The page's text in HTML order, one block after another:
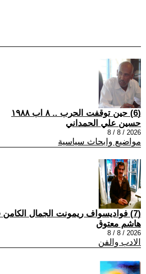
(6) حين توقفت الحرب .. ٨ اب ١٩٨٨
حسين علي الحمداني
2026 / 8 / 8
مواضيع وابحاث سياسية
(7) فواديسواف ريمونت الجمال الكامن في الحياة
هاشم معتوق
2026 / 8 / 8
الادب والفن